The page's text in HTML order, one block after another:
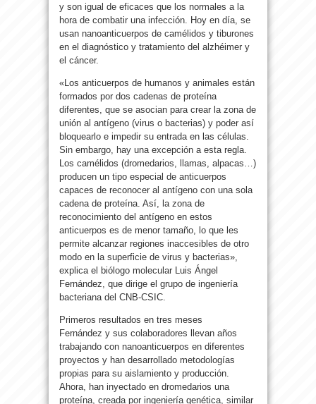
y son igual de eficaces que los normales a la
hora de combatir una infección. Hoy en día, se
usan nanoanticuerpos de camélidos y tiburones
en el diagnóstico y tratamiento del alzhéimer y
el cáncer.
«Los anticuerpos de humanos y animales están
formados por dos cadenas de proteína
diferentes, que se asocian para crear la zona de
unión al antígeno (virus o bacterias) y poder así
bloquearlo e impedir su entrada en las células.
Sin embargo, hay una excepción a esta regla.
Los camélidos (dromedarios, llamas, alpacas…)
producen un tipo especial de anticuerpos
capaces de reconocer al antígeno con una sola
cadena de proteína. Así, la zona de
reconocimiento del antígeno en estos
anticuerpos es de menor tamaño, lo que les
permite alcanzar regiones inaccesibles de otro
modo en la superficie de virus y bacterias»,
explica el biólogo molecular Luis Ángel
Fernández, que dirige el grupo de ingeniería
bacteriana del CNB-CSIC.
Primeros resultados en tres meses
Fernández y sus colaboradores llevan años
trabajando con nanoanticuerpos en diferentes
proyectos y han desarrollado metodologías
propias para su aislamiento y producción.
Ahora, han inyectado en dromedarios una
proteína, creada por ingeniería genética, similar